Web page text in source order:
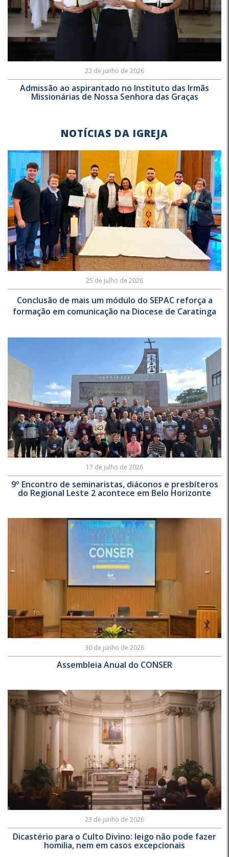
22 de junho de 2026
Admissão ao aspirantado no Instituto das Irmãs
Missionárias de Nossa Senhora das Graças
NOTÍCIAS DA IGREJA
25 de julho de 2026
Conclusão de mais um módulo do SEPAC reforça a
formação em comunicação na Diocese de Caratinga
17 de julho de 2026
9º Encontro de seminaristas, diáconos e presbíteros
do Regional Leste 2 acontece em Belo Horizonte
30 de junho de 2026
Assembleia Anual do CONSER
23 de junho de 2026
Dicastério para o Culto Divino: leigo não pode fazer
homilia, nem em casos excepcionais